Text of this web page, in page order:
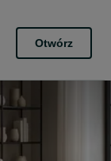
Otwórz